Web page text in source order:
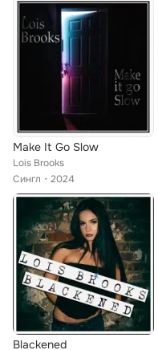
Make It Go Slow
Lois Brooks
Сингл
2024
Blackened